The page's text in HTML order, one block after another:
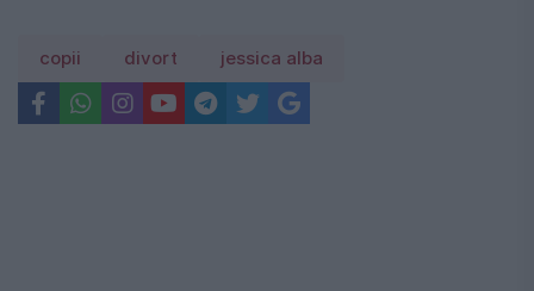
copii divort jessica alba